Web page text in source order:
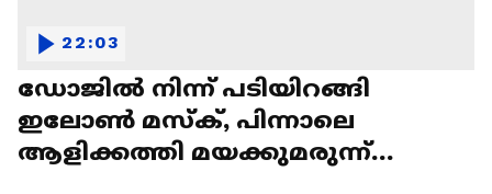
ഡോജിൽ നിന്ന് പടിയിറങ്ങി
ഇലോൺ മസ്ക്, പിന്നാലെ
ആളിക്കത്തി മയക്കുമരുന്ന്
22:03